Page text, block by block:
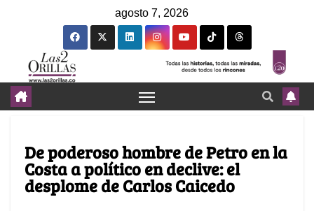
agosto 7, 2026
De poderoso hombre de Petro en la
Costa a político en declive: el
desplome de Carlos Caicedo